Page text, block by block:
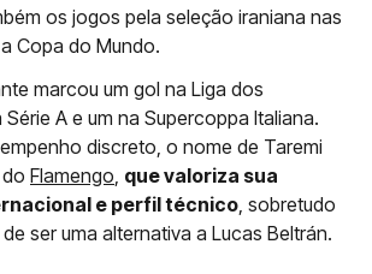
os jogos pela seleção iraniana nas
Copa do Mundo.
marcou um gol na Liga dos
A e um na Supercoppa Italiana.
discreto, o nome de Taremi
Flamengo, que valoriza sua
e perfil técnico, sobretudo
ser uma alternativa a Lucas Beltrán.